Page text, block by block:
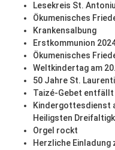
Lesekreis St.
Ökumenisches
Krankensalbung
Erstkommunion
Ökumenisches
Weltkindertag am
50 Jahre St.
Taizé-Gebet entfällt
Kindergottesdienst
Heiligsten
Orgel rockt
Herzliche Einladung